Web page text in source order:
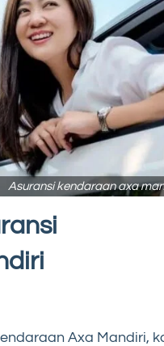
Asuransi kendaraan axa
Axa Mandiri,